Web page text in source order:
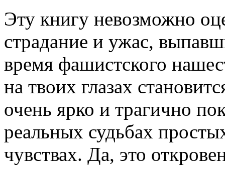
Эту книгу невозможно
страдание и ужас,
время фашистского
на твоих глазах
очень ярко и трагично
реальных судьбах
чувствах. Да, это